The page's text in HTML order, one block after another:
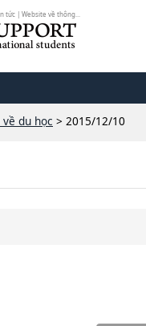
tức | Website về thông...
du học > 2015/12/10